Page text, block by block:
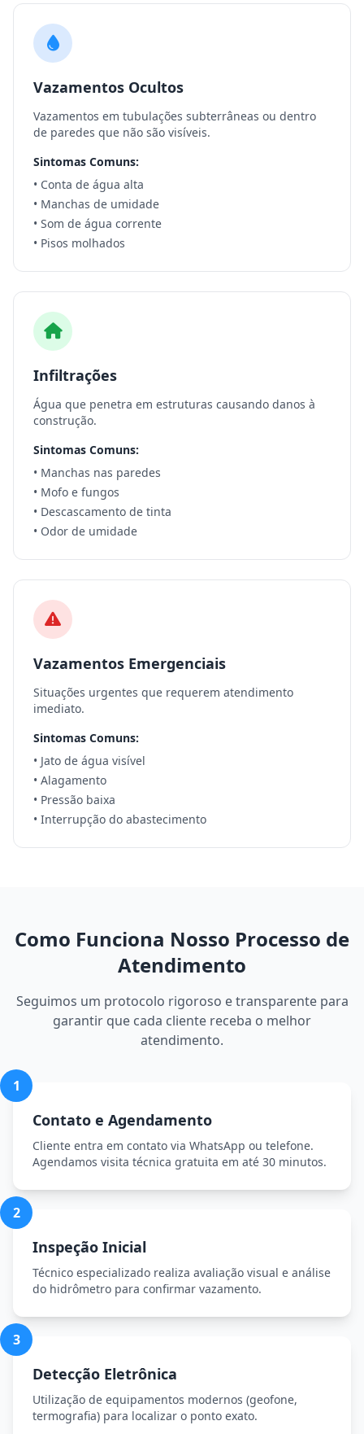
Vazamentos Ocultos
Vazamentos em tubulações subterrâneas ou dentro
de paredes que não são visíveis.
Sintomas Comuns:
• Conta de água alta
• Manchas de umidade
• Som de água corrente
• Pisos molhados
Infiltrações
Água que penetra em estruturas causando danos à
construção.
Sintomas Comuns:
• Manchas nas paredes
• Mofo e fungos
• Descascamento de tinta
• Odor de umidade
Vazamentos Emergenciais
Situações urgentes que requerem atendimento
imediato.
Sintomas Comuns:
• Jato de água visível
• Alagamento
• Pressão baixa
• Interrupção do abastecimento
Como Funciona Nosso Processo de
Atendimento
Seguimos um protocolo rigoroso e transparente para
garantir que cada cliente receba o melhor
atendimento.
1
Contato e Agendamento
Cliente entra em contato via WhatsApp ou telefone.
Agendamos visita técnica gratuita em até 30 minutos.
2
Inspeção Inicial
Técnico especializado realiza avaliação visual e análise
do hidrômetro para confirmar vazamento.
3
Detecção Eletrônica
Utilização de equipamentos modernos (geofone,
termografia) para localizar o ponto exato.